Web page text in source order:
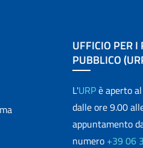
UFFICIO PER I
PUBBLICO
L'URPè aperto
dalle ore 9.00
appuntamento
numero +39 06